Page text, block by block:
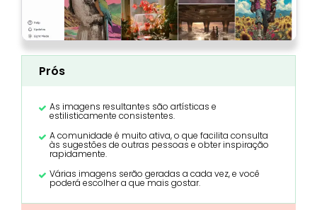
Prós
As imagens resultantes são artísticas e
estilisticamente consistentes.
A comunidade é muito ativa, o que facilita consulta
às sugestões de outras pessoas e obter inspiração
rapidamente.
Várias imagens serão geradas a cada vez, e você
poderá escolher a que mais gostar.